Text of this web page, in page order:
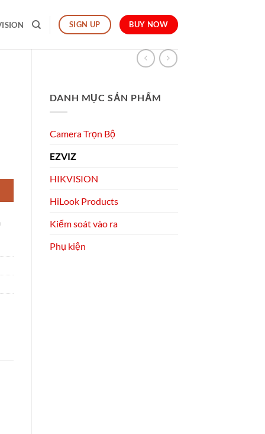
SIGN UP BUY NOW
DANH MỤC SẢN PHẨM
Camera Trọn Bộ
EZVIZ
HIKVISION
HiLook Products
Kiểm soát vào ra
Phụ kiện